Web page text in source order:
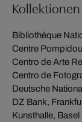
Kollektionen
Bibliothèque
Centre
Centro de Arte
Centro de
Deutsche
DZ Bank,
Kunsthalle, Basel